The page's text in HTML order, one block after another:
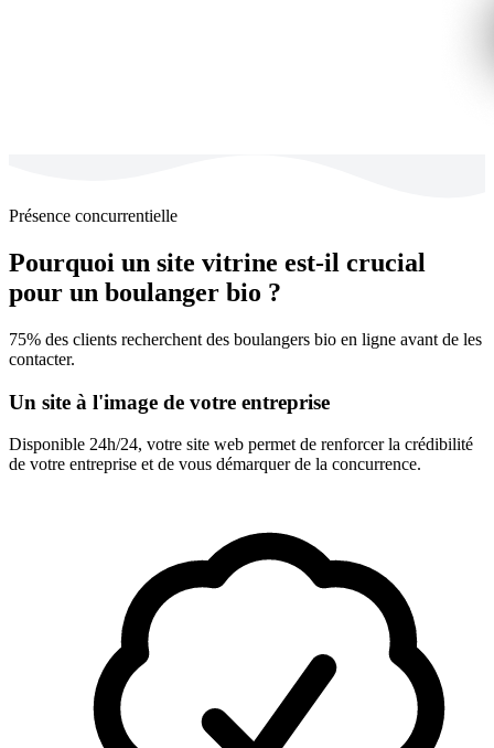
Présence concurrentielle
Pourquoi un site vitrine est-il crucial
pour un boulanger bio ?
75% des clients recherchent des boulangers bio en ligne avant de les
contacter.
Un site à l'image de votre entreprise
Disponible 24h/24, votre site web permet de renforcer la crédibilité
de votre entreprise et de vous démarquer de la concurrence.